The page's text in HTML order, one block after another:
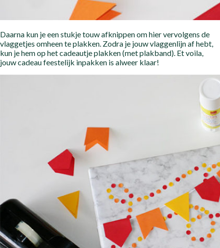
Daarna kun je een stukje touw afknippen om hier vervolgens de
vlaggetjes omheen te plakken. Zodra je jouw vlaggenlijn af hebt,
kun je hem op het cadeautje plakken (met plakband). Et voila,
jouw cadeau feestelijk inpakken is alweer klaar!